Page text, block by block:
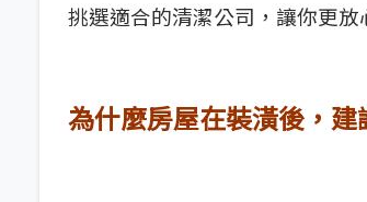
挑選適合的清潔公司，讓你更放
為什麼房屋在裝潢後，